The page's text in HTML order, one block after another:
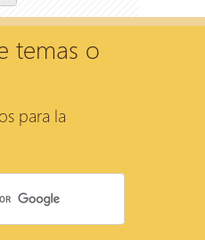
temas o
para la